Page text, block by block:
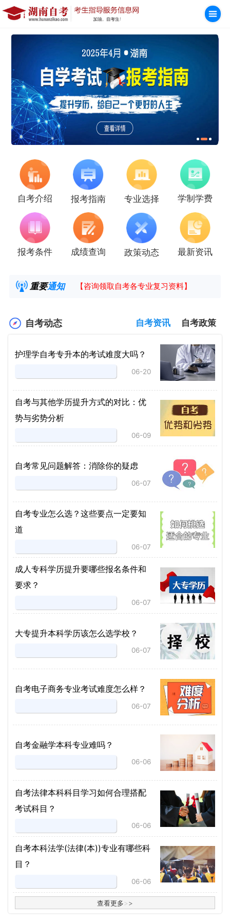
自考介绍 报考指南 专业选择 学制学费
报考条件 成绩查询 政策动态 最新资讯
重要通知
2025年4月湖南自考课程安排及教材目录已
【咨询领取自考各专业复习资料】
自考动态 自考资讯 自考政策
护理学自考专升本的考试难度大吗？
06-20
自考与其他学历提升方式的对比：优
势与劣势分析
06-09
自考常见问题解答：消除你的疑虑
06-07
自考专业怎么选？这些要点一定要知
道
06-07
成人专科学历提升要哪些报名条件和
要求？
06-07
大专提升本科学历该怎么选学校？
06-07
自考电子商务专业考试难度怎么样？
06-07
自考金融学本科专业难吗？
06-06
自考法律本科科目学习如何合理搭配
考试科目？
06-06
​自考本科法学(法律(本))专业有哪些科
目？
06-06
查看更多>>